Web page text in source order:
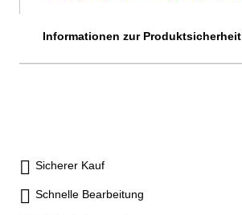
Informationen zur Produktsicherheit
Sicherer Kauf
Schnelle Bearbeitung